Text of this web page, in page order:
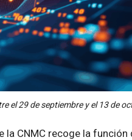
el 29 de septiembre y el 13 de
CNMC recoge la función